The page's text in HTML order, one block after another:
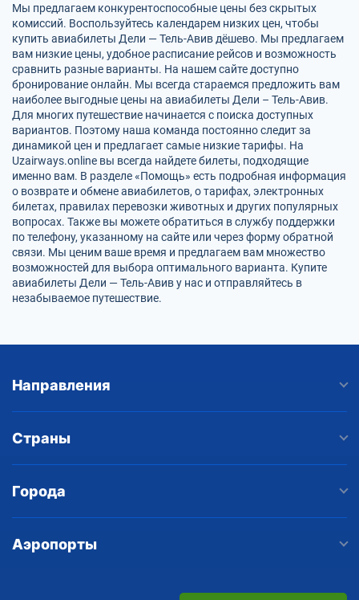
Мы предлагаем конкурентоспособные цены без скрытых
комиссий. Воспользуйтесь календарем низких цен, чтобы
купить авиабилеты Дели — Тель-Авив дёшево. Мы предлагаем
вам низкие цены, удобное расписание рейсов и возможность
сравнить разные варианты. На нашем сайте доступно
бронирование онлайн. Мы всегда стараемся предложить вам
наиболее выгодные цены на авиабилеты Дели – Тель-Авив.
Для многих путешествие начинается с поиска доступных
вариантов. Поэтому наша команда постоянно следит за
динамикой цен и предлагает самые низкие тарифы. На
Uzairways.online вы всегда найдете билеты, подходящие
именно вам. В разделе «Помощь» есть подробная информация
о возврате и обмене авиабилетов, о тарифах, электронных
билетах, правилах перевозки животных и других популярных
вопросах. Также вы можете обратиться в службу поддержки
по телефону, указанному на сайте или через форму обратной
связи. Мы ценим ваше время и предлагаем вам множество
возможностей для выбора оптимального варианта. Купите
авиабилеты Дели — Тель-Авив у нас и отправляйтесь в
незабываемое путешествие.
Направления
Страны
Города
Аэропорты